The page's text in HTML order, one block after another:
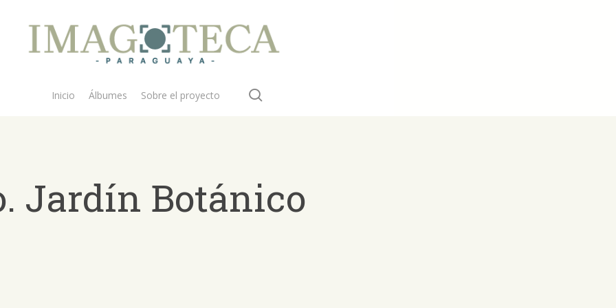
Inicio Álbumes Sobre el proyecto
Jardín Botánico